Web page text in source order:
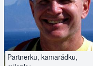
Partnerku, kamarádku,
ZOBRAZIT INZERÁT